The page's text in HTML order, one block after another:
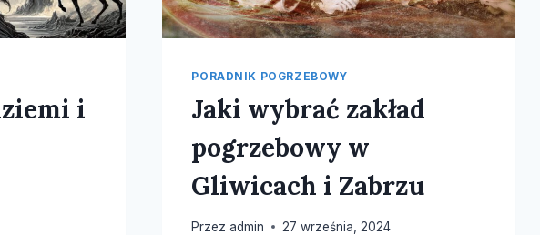
i
PORADNIK POGRZEBOWY
Jaki wybrać zakład
pogrzebowy w
Gliwicach i Zabrzu
Przez admin 27 września, 2024